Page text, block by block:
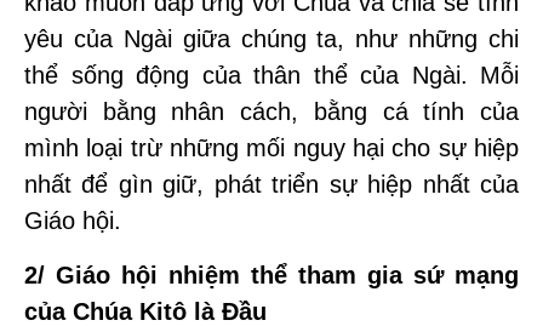
yêu của Ngài giữa chúng ta, như những chi
thể sống động của thân thể của Ngài. Mỗi
người bằng nhân cách, bằng cá tính của
mình loại trừ những mối nguy hại cho sự hiệp
nhất để gìn giữ, phát triển sự hiệp nhất của
Giáo hội.
2/ Giáo hội nhiệm thể tham gia sứ mạng
của Chúa Kitô là Đầu